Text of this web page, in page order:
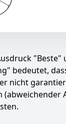
"Beste"
bedeutet,
nicht